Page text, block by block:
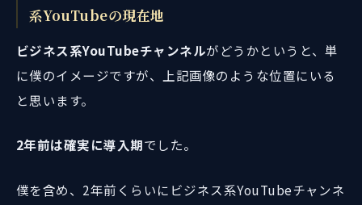
系YouTubeの現在地
ビジネス系YouTubeチャンネルがどうかというと、単
に僕のイメージですが、上記画像のような位置にいる
と思います。
2年前は確実に導入期でした。
僕を含め、2年前くらいにビジネス系YouTubeチャンネ